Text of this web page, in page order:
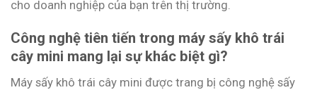
cho doanh nghiệp của bạn trên thị trường.
Công nghệ tiên tiến trong máy sấy khô trái
cây mini mang lại sự khác biệt gì?
Máy sấy khô trái cây mini được trang bị công nghệ sấy